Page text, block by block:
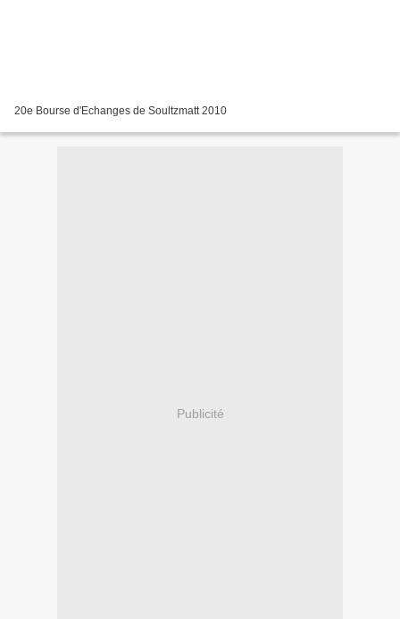
20e Bourse d'Echanges de Soultzmatt 2010
Publicité